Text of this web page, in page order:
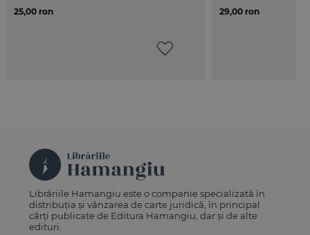
25,00 ron 29,00 ron
Librăriile Hamangiu este o companie specializată în
distribuția și vânzarea de carte juridică, în principal
cărți publicate de Editura Hamangiu, dar și de alte
edituri.